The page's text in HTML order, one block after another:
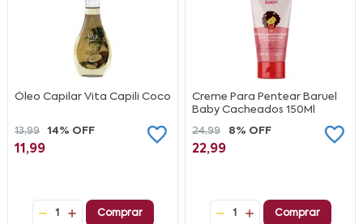
Óleo Capilar Vita Capili Coco
13,99 14% OFF
11,99
1 Comprar
Creme Para Pentear Baruel
Baby Cacheados 150Ml
24,99
8% OFF
22,99
1 Comprar